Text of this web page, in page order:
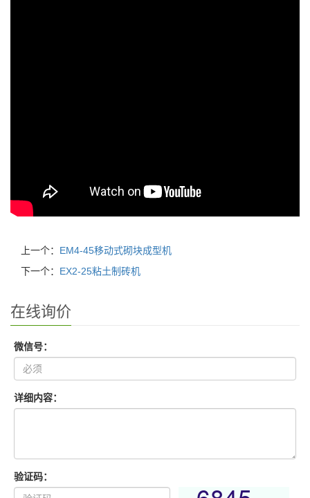
上一个： EM4-45移动式砌块成型机
下一个： EX2-25粘土制砖机
在线询价
微信号：
详细内容：
验证码：